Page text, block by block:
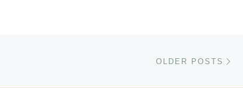
OLDER POSTS